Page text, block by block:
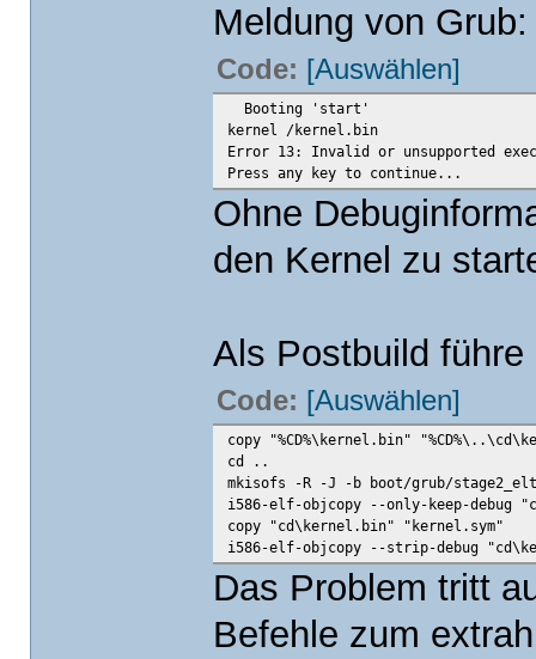
Meldung von Grub:
Code: [Auswählen]
Booting 'start'
kernel /kernel.bin
Error 13: Invalid or unsupported
Press any key to continue...
Ohne
den Kernel zu
Als Postbuild
Code: [Auswählen]
copy "%CD%\kernel.bin"
cd ..
mkisofs -R -J -b boot/grub/
i586-elf-objcopy --only-keep-debug
copy "cd\kernel.bin" "kernel.sym"
i586-elf-objcopy --strip-debug
Das Problem tritt
Befehle zum